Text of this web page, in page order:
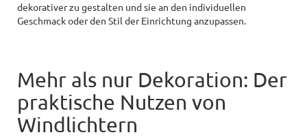
dekorativer zu gestalten und sie an den individuellen
Geschmack oder den Stil der Einrichtung anzupassen.
Mehr als nur Dekoration: Der
praktische Nutzen von
Windlichtern